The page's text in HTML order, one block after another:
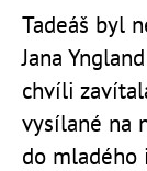
Tadeáš byl
Jana
chvíli
vysílané na
do mladého